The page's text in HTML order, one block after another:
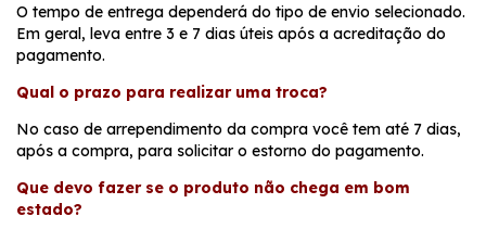
O tempo de entrega dependerá do tipo de envio selecionado.
Em geral, leva entre 3 e 7 dias úteis após a acreditação do
pagamento.
Qual o prazo para realizar uma troca?
No caso de arrependimento da compra você tem até 7 dias,
após a compra, para solicitar o estorno do pagamento.
Que devo fazer se o produto não chega em bom
estado?